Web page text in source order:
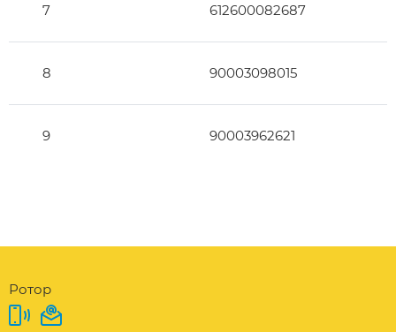
7 612600082687
8 90003098015
9 90003962621
Ротор